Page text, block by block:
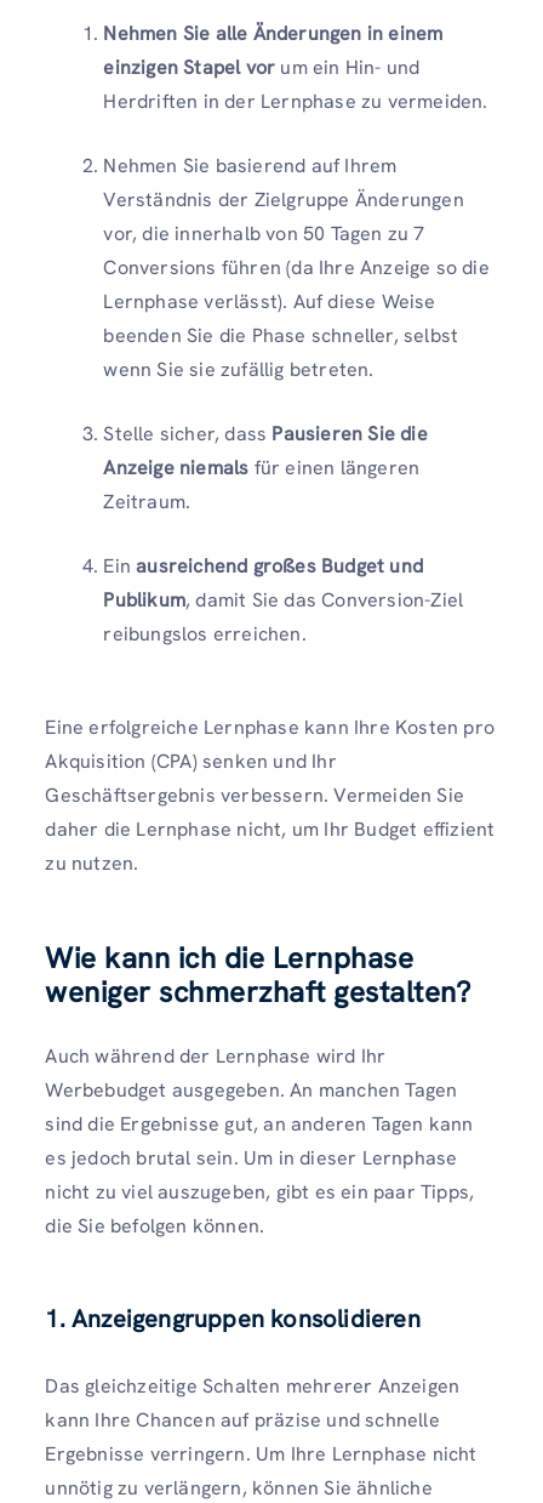
Nehmen Sie alle Änderungen in einem
einzigen Stapel vor um ein Hin- und
Herdriften in der Lernphase zu vermeiden.
Nehmen Sie basierend auf Ihrem
Verständnis der Zielgruppe Änderungen
vor, die innerhalb von 50 Tagen zu 7
Conversions führen (da Ihre Anzeige so die
Lernphase verlässt). Auf diese Weise
beenden Sie die Phase schneller, selbst
wenn Sie sie zufällig betreten.
Stelle sicher, dass Pausieren Sie die
Anzeige niemals für einen längeren
Zeitraum.
Einausreichend großes Budget und
Publikum, damit Sie das Conversion-Ziel
reibungslos erreichen.
Eine erfolgreiche Lernphase kann Ihre Kosten pro
Akquisition (CPA) senken und Ihr
Geschäftsergebnis verbessern. Vermeiden Sie
daher die Lernphase nicht, um Ihr Budget effizient
zu nutzen.
Wie kann ich die Lernphase
weniger schmerzhaft gestalten?
Auch während der Lernphase wird Ihr
Werbebudget ausgegeben. An manchen Tagen
sind die Ergebnisse gut, an anderen Tagen kann
es jedoch brutal sein. Um in dieser Lernphase
nicht zu viel auszugeben, gibt es ein paar Tipps,
die Sie befolgen können.
1. Anzeigengruppen konsolidieren
Das gleichzeitige Schalten mehrerer Anzeigen
kann Ihre Chancen auf präzise und schnelle
Ergebnisse verringern. Um Ihre Lernphase nicht
unnötig zu verlängern, können Sie ähnliche